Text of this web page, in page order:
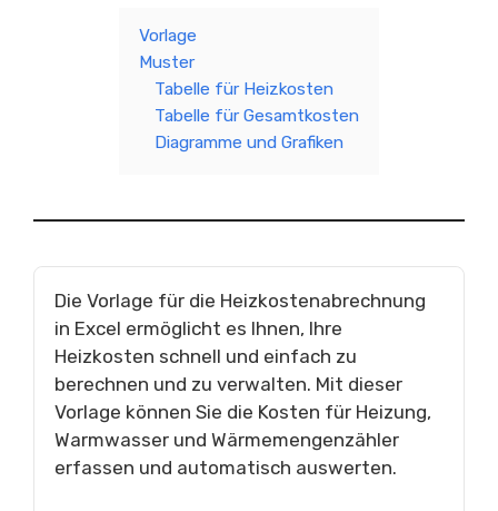
Vorlage
Muster
Tabelle für Heizkosten
Tabelle für Gesamtkosten
Diagramme und Grafiken
Die Vorlage für die Heizkostenabrechnung
in Excel ermöglicht es Ihnen, Ihre
Heizkosten schnell und einfach zu
berechnen und zu verwalten. Mit dieser
Vorlage können Sie die Kosten für Heizung,
Warmwasser und Wärmemengenzähler
erfassen und automatisch auswerten.